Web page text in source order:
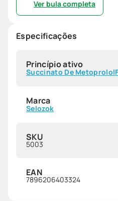
Ver bula completa
Especificações
Princípio ativo
Succinato De Metoprolol
Marca
Selozok
SKU
5003
EAN
7896206403324